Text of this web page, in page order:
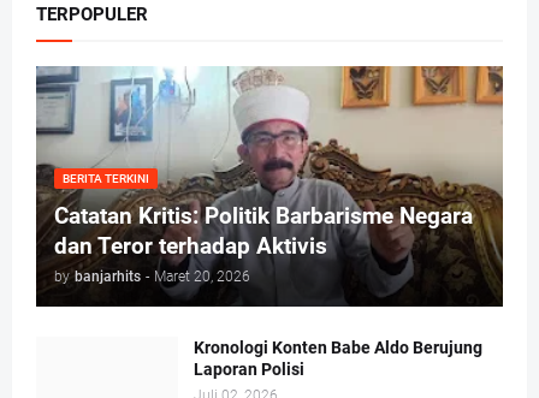
TERPOPULER
BERITA TERKINI
Catatan Kritis: Politik Barbarisme Negara
dan Teror terhadap Aktivis
by banjarhits - Maret 20, 2026
Kronologi Konten Babe Aldo Berujung
Laporan Polisi